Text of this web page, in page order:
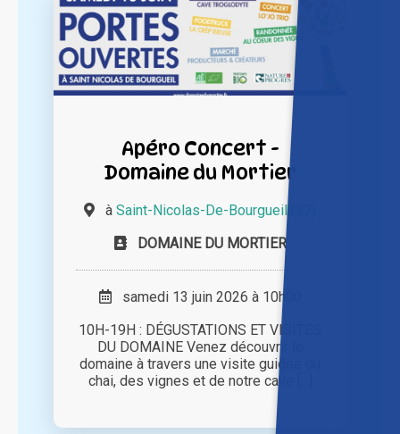
Apéro Concert -
Domaine du Mortier
à Saint-Nicolas-De-Bourgueil (37)
DOMAINE DU MORTIER
samedi 13 juin 2026 à 10h00
10H-19H : DÉGUSTATIONS ET VISITES
DU DOMAINE Venez découvrir le
domaine à travers une visite guidée du
chai, des vignes et de notre cave [...]